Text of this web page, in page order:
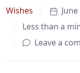
Wishes
Less than a
Leave a